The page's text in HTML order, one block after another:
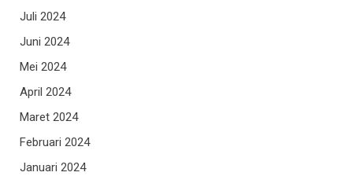
Juli 2024
Juni 2024
Mei 2024
April 2024
Maret 2024
Februari 2024
Januari 2024